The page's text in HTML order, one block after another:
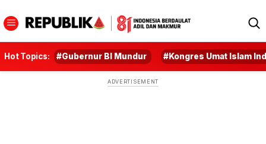
Hot Topics: #Gubernur BI Mundur #Kongres Umat Islam